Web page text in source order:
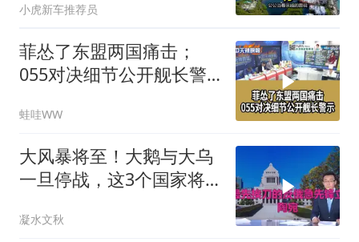
小虎新车推荐员
菲怂了东盟两国痛击；
055对决细节公开舰长警
冰｜辣晚报20260805
蛙哇WW
大风暴将至！大鹅与大乌
一旦停战，这3个国家将
凝水文秋